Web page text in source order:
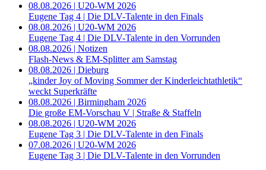
08.08.2026 | U20-WM 2026
Eugene Tag 4 | Die DLV-Talente in den Finals
08.08.2026 | U20-WM 2026
Eugene Tag 4 | Die DLV-Talente in den Vorrunden
08.08.2026 | Notizen
Flash-News & EM-Splitter am Samstag
08.08.2026 | Dieburg
„kinder Joy of Moving Sommer der Kinderleichtathletik“
weckt Superkräfte
08.08.2026 | Birmingham 2026
Die große EM-Vorschau V | Straße & Staffeln
08.08.2026 | U20-WM 2026
Eugene Tag 3 | Die DLV-Talente in den Finals
07.08.2026 | U20-WM 2026
Eugene Tag 3 | Die DLV-Talente in den Vorrunden